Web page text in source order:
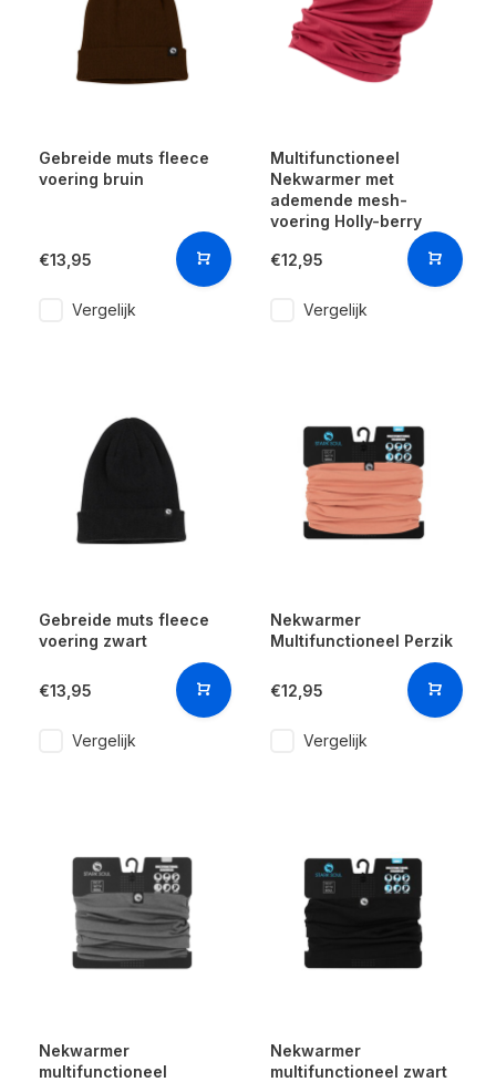
Gebreide muts fleece
voering bruin
€13,95
Vergelijk
Multifunctioneel
Nekwarmer met
ademende mesh-
voering Holly-berry
€12,95
Vergelijk
Gebreide muts fleece
voering zwart
€13,95
Vergelijk
Nekwarmer
Multifunctioneel Perzik
€12,95
Vergelijk
Nekwarmer
multifunctioneel
Nekwarmer
multifunctioneel zwart